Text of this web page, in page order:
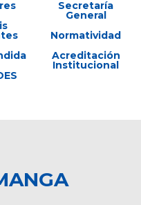
Secretaría
General
Normatividad
Acreditación
Institucional